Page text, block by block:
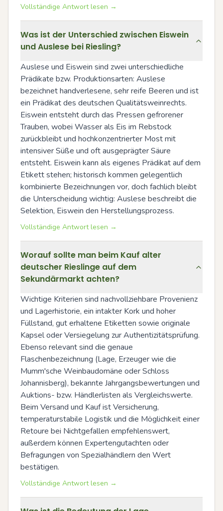
Vollständige Antwort lesen →
Was ist der Unterschied zwischen Eiswein
und Auslese bei Riesling?
Auslese und Eiswein sind zwei unterschiedliche
Prädikate bzw. Produktionsarten: Auslese
bezeichnet handverlesene, sehr reife Beeren und ist
ein Prädikat des deutschen Qualitätsweinrechts.
Eiswein entsteht durch das Pressen gefrorener
Trauben, wobei Wasser als Eis im Rebstock
zurückbleibt und hochkonzentrierter Most mit
intensiver Süße und oft ausgeprägter Säure
entsteht. Eiswein kann als eigenes Prädikat auf dem
Etikett stehen; historisch kommen gelegentlich
kombinierte Bezeichnungen vor, doch fachlich bleibt
die Unterscheidung wichtig: Auslese beschreibt die
Selektion, Eiswein den Herstellungsprozess.
Vollständige Antwort lesen →
Worauf sollte man beim Kauf alter
deutscher Rieslinge auf dem
Sekundärmarkt achten?
Wichtige Kriterien sind nachvollziehbare Provenienz
und Lagerhistorie, ein intakter Kork und hoher
Füllstand, gut erhaltene Etiketten sowie originale
Kapsel oder Versiegelung zur Authentizitätsprüfung.
Ebenso relevant sind die genaue
Flaschenbezeichnung (Lage, Erzeuger wie die
Mumm'sche Weinbaudomäne oder Schloss
Johannisberg), bekannte Jahrgangsbewertungen und
Auktions- bzw. Händlerlisten als Vergleichswerte.
Beim Versand und Kauf ist Versicherung,
temperaturstabile Logistik und die Möglichkeit einer
Retoure bei Nichtgefallen empfehlenswert,
außerdem können Expertengutachten oder
Befragungen von Spezialhändlern den Wert
bestätigen.
Vollständige Antwort lesen →